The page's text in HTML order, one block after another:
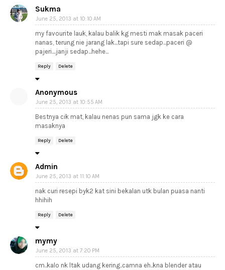
Sukma
June 25, 2013 at 10:10 AM
my favourite lauk, kalau balik kg mesti mak masak paceri
nanas, terung nie jarang lak...tapi sure sedap...paceri @
pajeri....janji sedap...hehe...
Reply Delete
Anonymous
June 25, 2013 at 10:55 AM
Bestnya cik mat, kalau nenas pun sama jgk ke cara
masaknya
Reply Delete
Admin
June 25, 2013 at 11:10 AM
nak curi resepi byk2 kat sini bekalan utk bulan puasa nanti
hhihih
Reply Delete
mymy
June 25, 2013 at 7:20 PM
cm..kalo nk ltak udang kering..camna eh..kna blender atau